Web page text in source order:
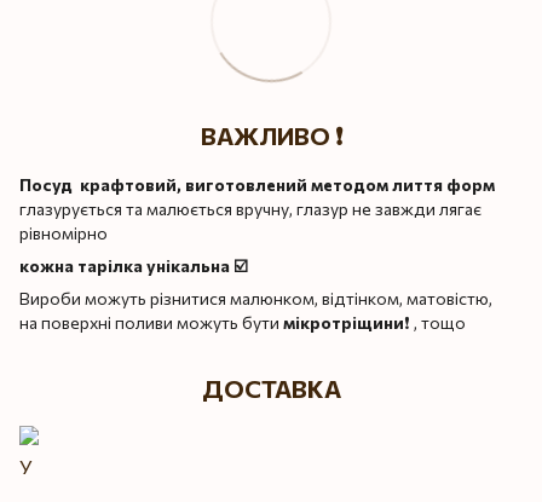
ВАЖЛИВО ❗️
Посуд крафтовий, виготовлений методом лиття форм
глазурується та малюється вручну, глазур не завжди лягає
рівномірно
кожна тарілка унікальна ☑️
Вироби можуть різнитися малюнком, відтінком, матовістю,
на поверхні поливи можуть бути мікротріщини❗️ , тощо
ДОСТАВКА